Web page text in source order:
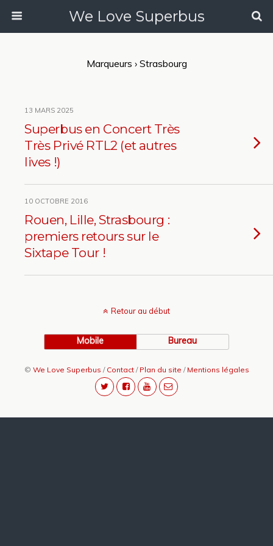
We Love Superbus
Marqueurs › Strasbourg
13 MARS 2025
Superbus en Concert Très
Très Privé RTL2 (et autres
lives !)
10 OCTOBRE 2016
Rouen, Lille, Strasbourg :
premiers retours sur le
Sixtape Tour !
Retour au début
Mobile Bureau
© We Love Superbus / Contact/ Plan du site / Mentions légales